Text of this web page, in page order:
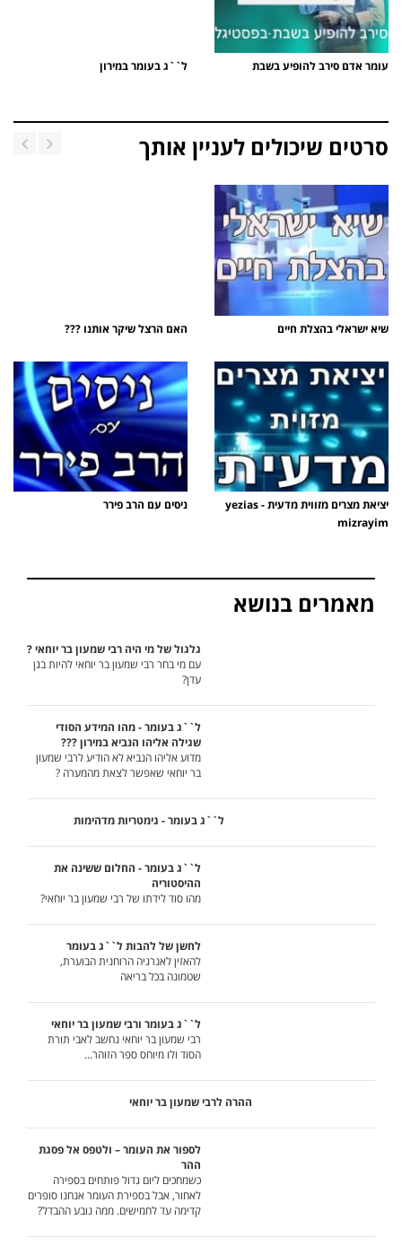
עומר אדם סירב להופיע בשבת ל``ג בעומר במירון
סרטים שיכולים לעניין אותך
שיא ישראלי בהצלת חיים האם הרצל שיקר אותנו ???
יציאת מצרים מזווית מדעית - yezias
mizrayim
ניסים עם הרב פירר
מאמרים בנושא
גלגול של מי היה רבי שמעון בר יוחאי ?
עם מי בחר רבי שמעון בר יוחאי להיות בגן
עדן?
ל``ג בעומר - מהו המידע הסודי
שגילה אליהו הנביא במירון ???
מדוע אליהו הנביא לא הודיע לרבי שמעון
בר יוחאי שאפשר לצאת מהמערה ?
ל``ג בעומר - גימטריות מדהימות
ל``ג בעומר - החלום ששינה את
ההיסטוריה
מהו סוד לידתו של רבי שמעון בר יוחאי?
לחשן של להבות ל``ג בעומר
להאזין לאנרגיה הרוחנית הבוערת,
שטמונה בכל בריאה
ל``ג בעומר ורבי שמעון בר יוחאי
רבי שמעון בר יוחאי נחשב לאבי תורת
הסוד ולו מיוחס ספר הזוהר...
ההרה לרבי שמעון בר יוחאי
לספור את העומר – ולטפס אל פסגת
ההר
כשמחכים ליום גדול פותחים בספירה
לאחור, אבל בספירת העומר אנחנו סופרים
קדימה עד לחמישים. ממה נובע ההבדל?